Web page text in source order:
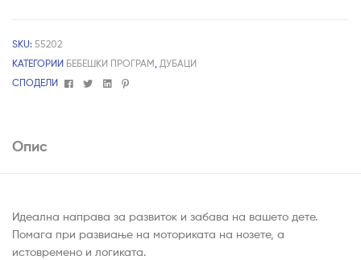
SKU: 55202
КАТЕГОРИИ БЕБЕШКИ ПРОГРАМ ДУБАЦИ
СПОДЕЛИ
FacebookTwitterLinkedin
Pinterest
Опис
Идеална направа за развиток и забава на вашето дете.
Помага при развиање на моториката на нозете, а
истовремено и логиката.